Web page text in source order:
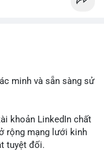
minh và sẵn sàng sử
khoản LinkedIn chất
rộng mạng lưới kinh
tuyệt đối.